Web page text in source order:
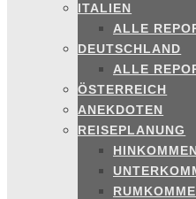
ITALIEN
ALLE
DEUTSCHLAND
ALLE
ÖSTERREICH
ANEKDOTEN
REISEPLANUNG
HINKOMMEN